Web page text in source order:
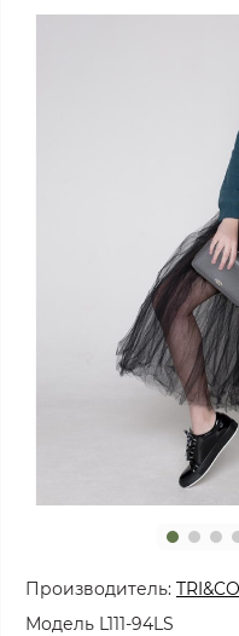
Производитель:
Модель L111-94LS